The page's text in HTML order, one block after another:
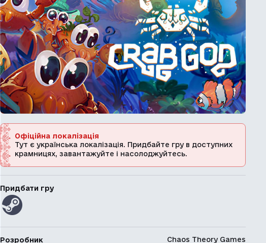
Офіційна локалізація
Тут є українська локалізація. Придбайте гру в доступних
крамницях, завантажуйте і насолоджуйтесь.
Придбати гру
Розробник
Chaos Theory Games